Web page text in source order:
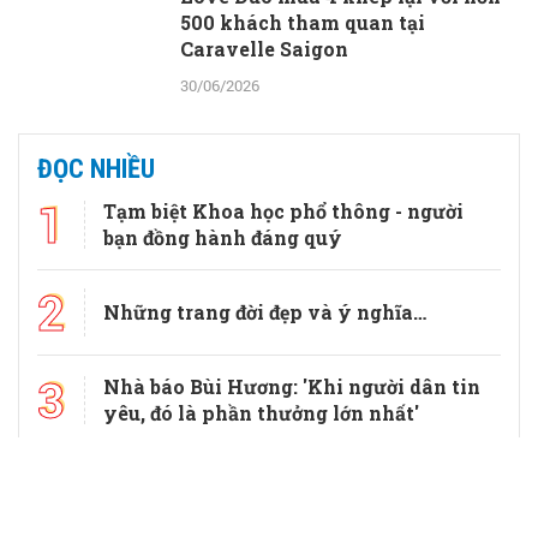
500 khách tham quan tại
Caravelle Saigon
30/06/2026
Trưởng khoa Tạo hình thẩm mỹ,
Bệnh viện Chợ Rẫy: Trọn vẹn là
khi vết thương cơ thể và tâm hồn
cùng được chữa lành
30/06/2026
Truyền thông bệnh viện và báo
chí: Cùng kiến tạo những giá trị